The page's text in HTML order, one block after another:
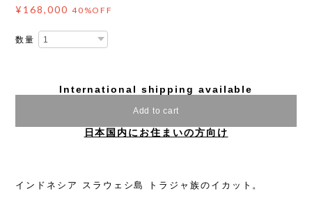
¥168,000 40%OFF
数量
International shipping available
Add to cart
日本国内にお住まいの方向け
インドネシア スラウェシ島 トラジャ族のイカット。